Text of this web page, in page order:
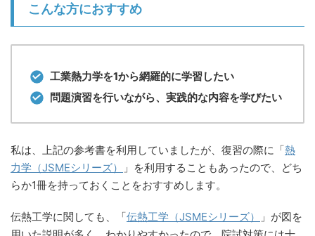
こんな方におすすめ
工業熱力学を1から網羅的に学習したい
問題演習を行いながら、実践的な内容を学びたい
私は、上記の参考書を利用していましたが、復習の際に「熱
力学（JSMEシリーズ）
」を利用することもあったので、どち
らか1冊を持っておくことをおすすめします。
伝熱工学に関しても、「伝熱工学（JSMEシリーズ）
」が図を